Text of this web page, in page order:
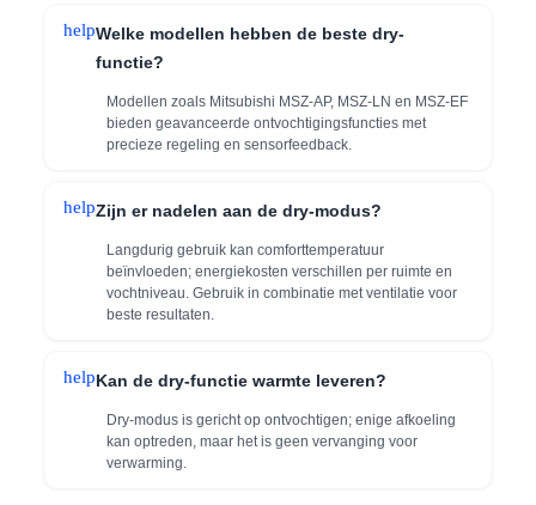
helpWelke modellen hebben de beste dry-
functie?
Modellen zoals Mitsubishi MSZ-AP, MSZ-LN en MSZ-EF
bieden geavanceerde ontvochtigingsfuncties met
precieze regeling en sensorfeedback.
helpZijn er nadelen aan de dry-modus?
Langdurig gebruik kan comforttemperatuur
beïnvloeden; energiekosten verschillen per ruimte en
vochtniveau. Gebruik in combinatie met ventilatie voor
beste resultaten.
helpKan de dry-functie warmte leveren?
Dry-modus is gericht op ontvochtigen; enige afkoeling
kan optreden, maar het is geen vervanging voor
verwarming.